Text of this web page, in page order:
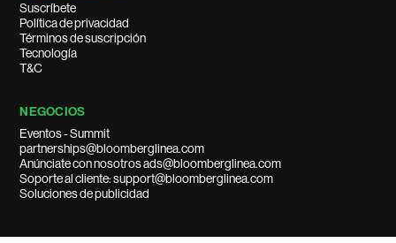
Suscríbete
Política de privacidad
Términos de suscripción
Tecnología
T&C
NEGOCIOS
Eventos - Summit
partnerships@bloomberglinea.com
Anúnciate con nosotros ads@bloomberglinea.com
Soporte al cliente: support@bloomberglinea.com
Soluciones de publicidad